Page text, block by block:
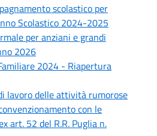
scolastico per
Scolastico 2024-2025
per anziani e grandi
2026
2024 - Riapertura
lavoro delle attività rumorose
con le
art. 52 del R.R. Puglia n.